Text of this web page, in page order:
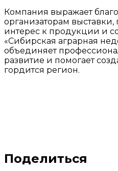
Компания выражает
организаторам выставки,
интерес к продукции и
«Сибирская аграрная
объединяет
развитие и помогает
гордится регион.
Поделиться